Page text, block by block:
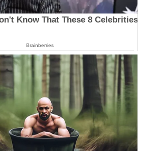
Know That These 8 Celebrities
Brainberries